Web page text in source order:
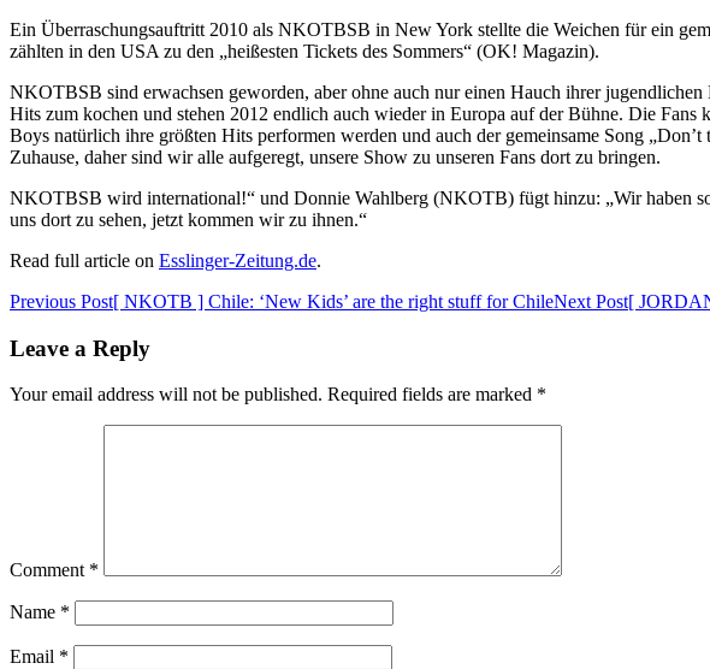
Ein Überraschungsauftritt 2010 als NKOTBSB in New York stellte die Weichen für ein
zählten in den USA zu den „heißesten Tickets des Sommers“ (OK! Magazin).
NKOTBSB sind erwachsen geworden, aber ohne auch nur einen Hauch ihrer
Hits zum kochen und stehen 2012 endlich auch wieder in Europa auf der Bühne. Die
Boys natürlich ihre größten Hits performen werden und auch der gemeinsame Song
Zuhause, daher sind wir alle aufgeregt, unsere Show zu unseren Fans dort zu bringen.
NKOTBSB wird international!“ und Donnie Wahlberg (NKOTB) fügt hinzu: „Wir haben
uns dort zu sehen, jetzt kommen wir zu ihnen.“
Read full article on Esslinger-Zeitung.de.
Post
navigation
Previous Post[ NKOTB ] Chile: ‘New Kids’ are the right stuff for ChileNext Post[
Leave a Reply
Your email address will not be published. Required fields are marked *
Comment *
Name *
Email *